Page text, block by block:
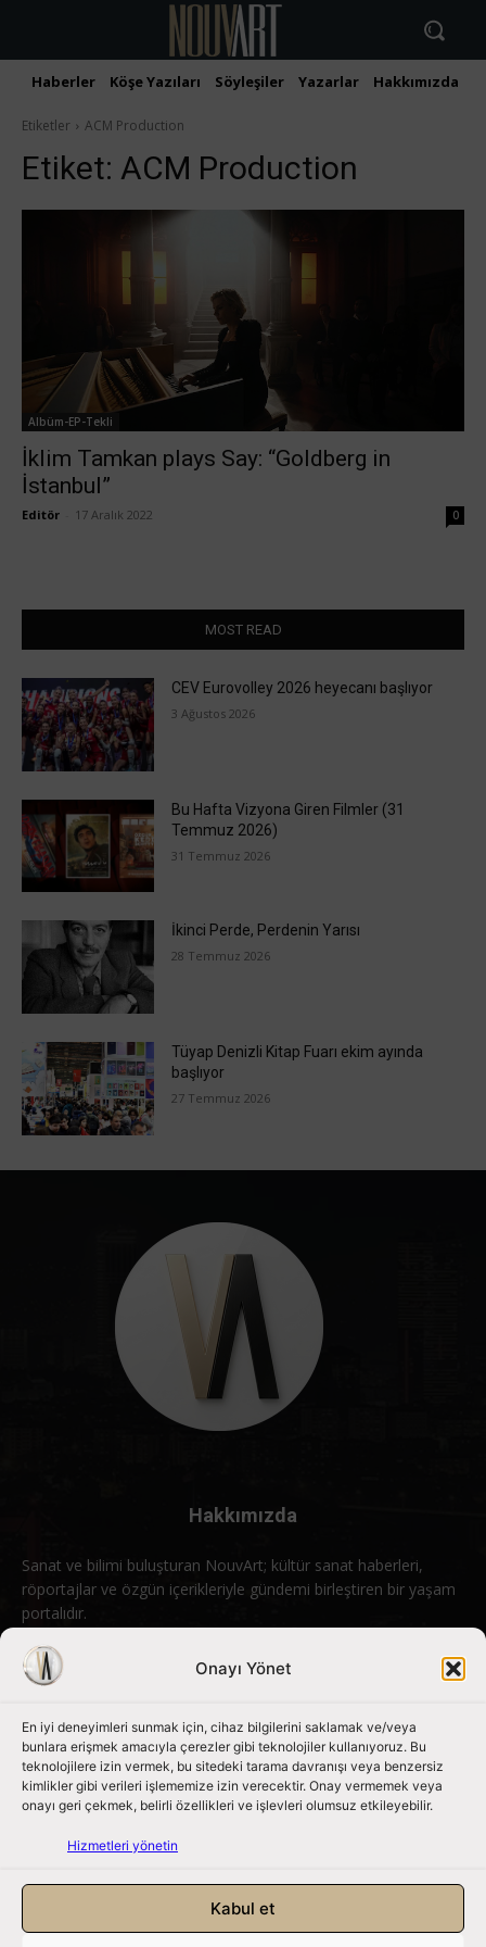
Onayı Yönet
En iyi deneyimleri sunmak için, cihaz bilgilerini saklamak ve/veya
bunlara erişmek amacıyla çerezler gibi teknolojiler kullanıyoruz. Bu
teknolojilere izin vermek, bu sitedeki tarama davranışı veya benzersiz
kimlikler gibi verileri işlememize izin verecektir. Onay vermemek veya
onayı geri çekmek, belirli özellikleri ve işlevleri olumsuz etkileyebilir.
Hizmetleri yönetin
Kabul et
Haberler Köşe Yazıları Söyleşiler Yazarlar Hakkımızda
Etiketler ACM Production
Etiket: ACM Production
Albüm-EP-Tekli
İklim Tamkan plays Say: “Goldberg in
İstanbul”
Editör 17 Aralık 2022 0
MOST READ
CEV Eurovolley 2026 heyecanı başlıyor
3 Ağustos 2026
Bu Hafta Vizyona Giren Filmler (31
Temmuz 2026)
31 Temmuz 2026
İkinci Perde, Perdenin Yarısı
28 Temmuz 2026
Tüyap Denizli Kitap Fuarı ekim ayında
başlıyor
27 Temmuz 2026
Hakkımızda
Sanat ve bilimi buluşturan NouvArt; kültür sanat haberleri,
röportajlar ve özgün içerikleriyle gündemi birleştiren bir yaşam
portalıdır.
Bizimle iletişime geçin: info@nouvart.net
Bizi Takip Edin